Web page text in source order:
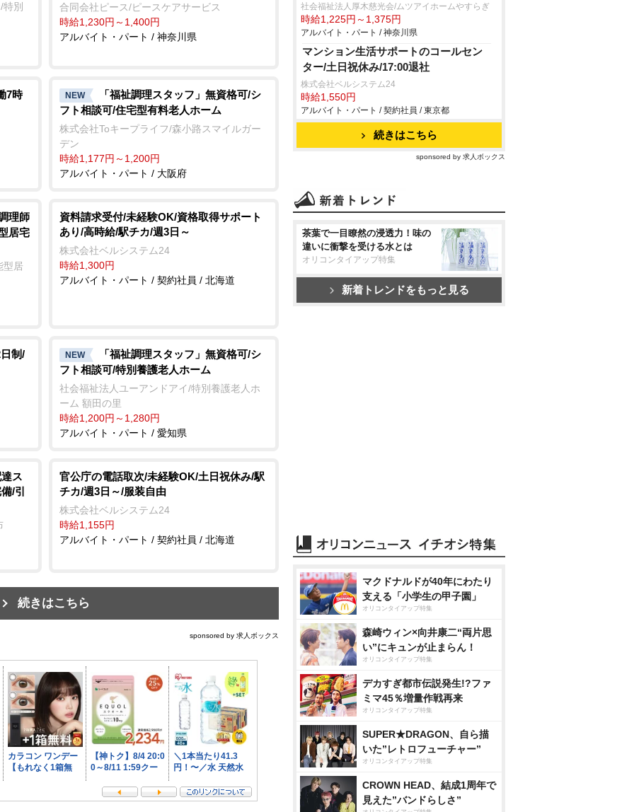
別
合同会社ピース/ピースケアサービス
時給1,230円～1,400円
アルバイト・パート / 神奈川県
7時 NEW
「福祉調理スタッフ」無資格可/シ
フト相談可/住宅型有料老人ホーム
株式会社Toキープライフ/森小路スマイルガー
デン
時給1,177円～1,200円
アルバイト・パート / 大阪府
理師
居宅
型居
資料請求受付/未経験OK/資格取得サポート
あり/高時給/駅チカ/週3日～
株式会社ベルシステム24
時給1,300円
アルバイト・パート / 契約社員 / 北海道
制/ NEW
「福祉調理スタッフ」無資格可/シ
フト相談可/特別養護老人ホーム
社会福祉法人ユーアンドアイ/特別養護老人ホ
ーム 額田の里
時給1,200円～1,280円
アルバイト・パート / 愛知県
ス
/引
官公庁の電話取次/未経験OK/土日祝休み/駅
チカ/週3日～/服装自由
株式会社ベルシステム24
時給1,155円
アルバイト・パート / 契約社員 / 北海道
続きはこちら
sponsored by 求人ボックス
社会福祉法人厚木慈光会/ムツアイホームやすらぎ
時給1,225円～1,375円
アルバイト・パート / 神奈川県
マンション生活サポートのコールセン
ター/土日祝休み/17:00退社
株式会社ベルシステム24
時給1,550円
アルバイト・パート / 契約社員 / 東京都
続きはこちら
sponsored by 求人ボックス
茶葉で一目瞭然の浸透力！味の
違いに衝撃を受ける水とは
オリコンタイアップ特集
新着トレンドをもっと見る
マクドナルドが40年にわたり
支える「小学生の甲子園」
オリコンタイアップ特集
森崎ウィン×向井康二“両片思
い”にキュンが止まらん！
オリコンタイアップ特集
デカすぎ都市伝説発生!?ファ
ミマ45％増量作戦再来
オリコンタイアップ特集
SUPER★DRAGON、自ら描
いた”レトロフューチャー”
オリコンタイアップ特集
CROWN HEAD、結成1周年で
見えた”バンドらしさ”